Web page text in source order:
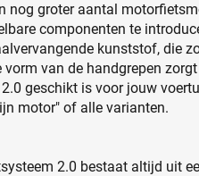
nog groter aantal
componenten te
kunststof, die
vorm van de handgrepen
geschikt is voor jouw
motor" of alle varianten.
2.0 bestaat altijd uit